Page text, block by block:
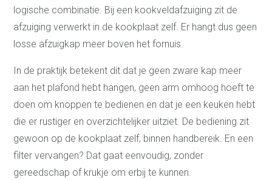
logische combinatie. Bij een kookveldafzuiging zit de
afzuiging verwerkt in de kookplaat zelf. Er hangt dus geen
losse afzuigkap meer boven het fornuis.
In de praktijk betekent dit dat je geen zware kap meer
aan het plafond hebt hangen, geen arm omhoog hoeft te
doen om knoppen te bedienen en dat je een keuken hebt
die er rustiger en overzichtelijker uitziet. De bediening zit
gewoon op de kookplaat zelf, binnen handbereik. En een
filter vervangen? Dat gaat eenvoudig, zonder
gereedschap of krukje om erbij te kunnen.